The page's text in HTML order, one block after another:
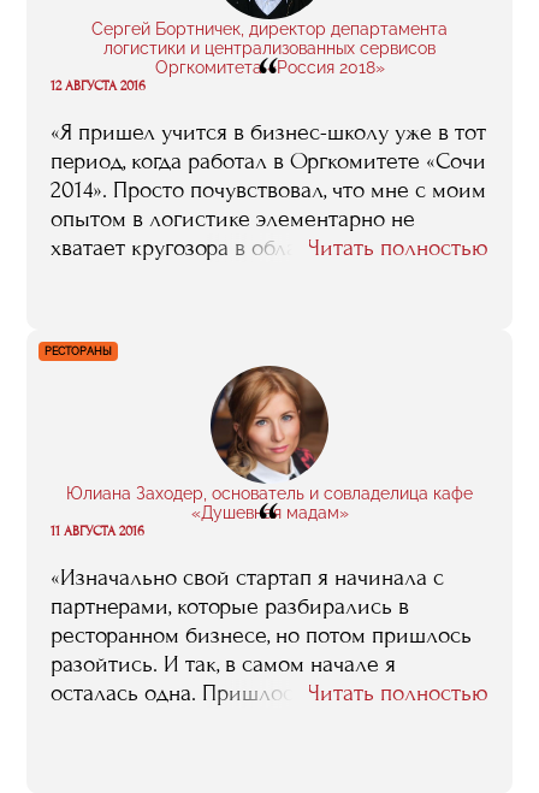
я провела не зря: это было интересно. И
что, самое главное, полезно».
Сергей Бортничек, директор департамента
логистики и централизованных сервисов
Оргкомитета «Россия 2018»
“
12 АВГУСТА 2016
«Я пришел учится в бизнес-школу уже в тот
период, когда работал в Оргкомитете «Сочи
2014». Просто почувствовал, что мне с моим
опытом в логистике элементарно не
хватает кругозора в области именно
функционируют спонсорские программы,
вообще был довольно далек от этой
тематики. Учеба в бизнес-школе помогла
ликвидировать эти пробелы, понять, как
устроены многие важные процессы, и
почувствовать дополнительную
уверенность в своих силах».
Читать полностью
РЕСТОРАНЫ
Юлиана Заходер, основатель и совладелица кафе
«Душевная мадам»
“
11 АВГУСТА 2016
«Изначально свой стартап я начинала с
партнерами, которые разбирались в
ресторанном бизнесе, но потом пришлось
разойтись. И так, в самом начале я
осталась одна. Пришлось поднимать все
Читать полностью